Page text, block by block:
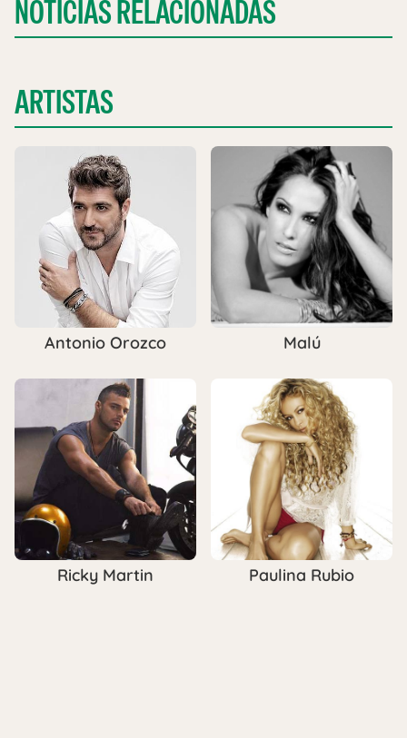
NOTICIAS RELACIONADAS
ARTISTAS
Antonio Orozco Malú
Ricky Martin Paulina Rubio